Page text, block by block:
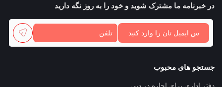
در خبرنامه ما مشترک شوید و خود را به روز نگه دارید
جستجو های محبوب